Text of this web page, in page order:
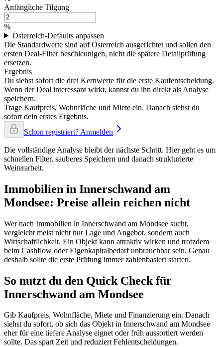
Anfängliche Tilgung
%
Österreich-Defaults anpassen
Die Standardwerte sind auf Österreich ausgerichtet und sollen den
ersten Deal-Filter beschleunigen, nicht die spätere Detailprüfung
ersetzen.
Ergebnis
Du siehst sofort die drei Kernwerte für die erste Kaufentscheidung.
Wenn der Deal interessant wirkt, kannst du ihn direkt als Analyse
speichern.
Trage Kaufpreis, Wohnfläche und Miete ein. Danach siehst du
sofort dein erstes Ergebnis.
Schon registriert? Anmelden
Die vollständige Analyse bleibt der nächste Schritt. Hier geht es um
schnellen Filter, sauberes Speichern und danach strukturierte
Weiterarbeit.
Immobilien in Innerschwand am
Mondsee: Preise allein reichen nicht
Wer nach Immobilien in Innerschwand am Mondsee sucht,
vergleicht meist nicht nur Lage und Angebot, sondern auch
Wirtschaftlichkeit. Ein Objekt kann attraktiv wirken und trotzdem
beim Cashflow oder Eigenkapitalbedarf unbrauchbar sein. Genau
deshalb sollte die erste Prüfung immer zahlenbasiert starten.
So nutzt du den Quick Check für
Innerschwand am Mondsee
Gib Kaufpreis, Wohnfläche, Miete und Finanzierung ein. Danach
siehst du sofort, ob sich das Objekt in Innerschwand am Mondsee
eher für eine tiefere Analyse eignet oder früh aussortiert werden
sollte. Das spart Zeit und reduziert Fehlentscheidungen.